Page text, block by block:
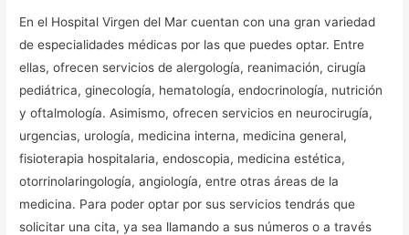
En el Hospital Virgen del Mar cuentan con una gran variedad
de especialidades médicas por las que puedes optar. Entre
ellas, ofrecen servicios de alergología, reanimación, cirugía
pediátrica, ginecología, hematología, endocrinología, nutrición
y oftalmología. Asimismo, ofrecen servicios en neurocirugía,
urgencias, urología, medicina interna, medicina general,
fisioterapia hospitalaria, endoscopia, medicina estética,
otorrinolaringología, angiología, entre otras áreas de la
medicina. Para poder optar por sus servicios tendrás que
solicitar una cita, ya sea llamando a sus números o a través